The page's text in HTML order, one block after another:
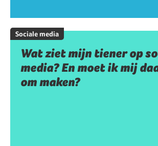
Sociale media
Wat ziet mijn tiener op
media? En moet ik mij
om maken?